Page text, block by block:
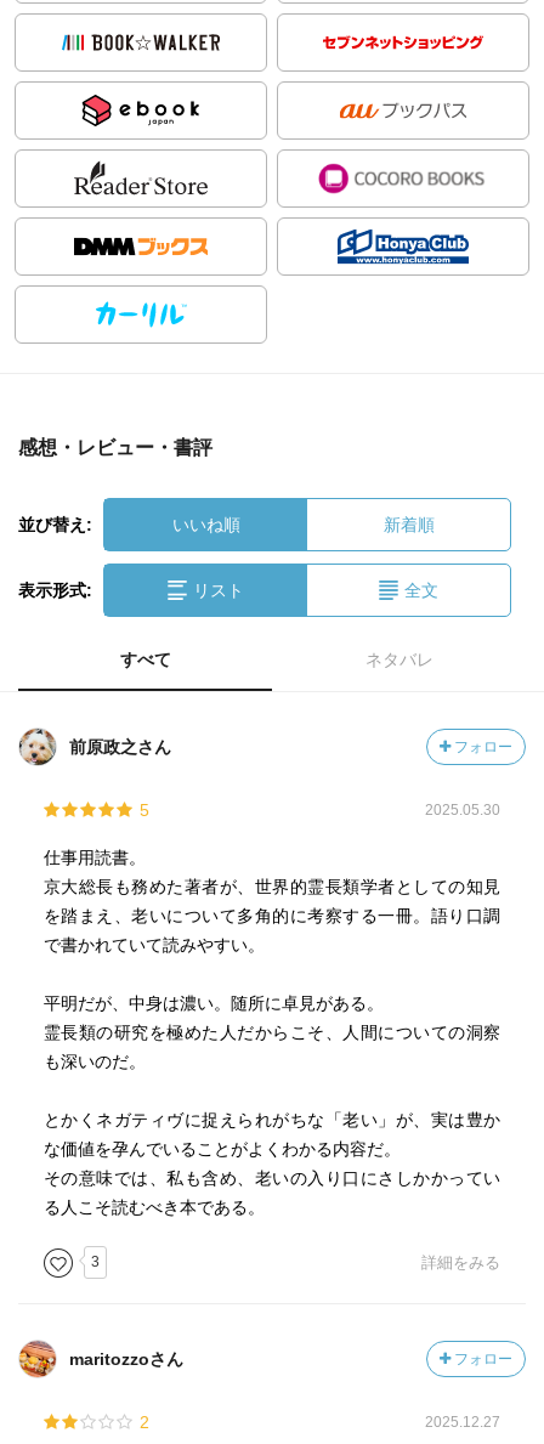
感想・レビュー・書評
並び替え: いいね順 新着順
表示形式: リスト 全文
すべて ネタバレ
前原政之さん フォロー
5 2025.05.30
仕事用読書。
京大総長も務めた著者が、世界的霊長類学者としての知見
を踏まえ、老いについて多角的に考察する一冊。語り口調
で書かれていて読みやすい。
平明だが、中身は濃い。随所に卓見がある。
霊長類の研究を極めた人だからこそ、人間についての洞察
も深いのだ。
とかくネガティヴに捉えられがちな「老い」が、実は豊か
な価値を孕んでいることがよくわかる内容だ。
その意味では、私も含め、老いの入り口にさしかかってい
る人こそ読むべき本である。
3 詳細をみる
maritozzoさん フォロー
2 2025.12.27